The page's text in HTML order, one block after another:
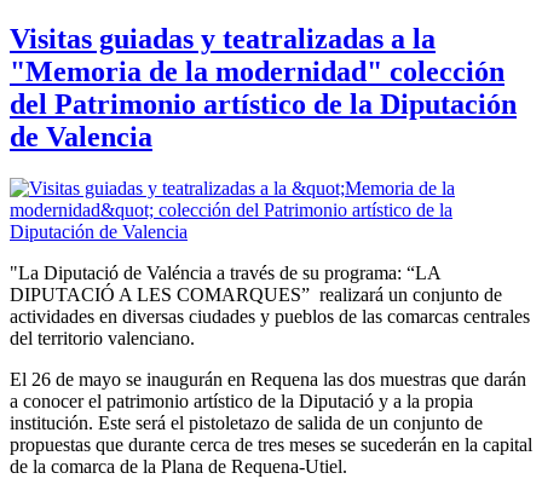
Visitas guiadas y teatralizadas a la
"Memoria de la modernidad" colección
del Patrimonio artístico de la Diputación
de Valencia
"La Diputació de Valéncia a través de su programa: “LA
DIPUTACIÓ A LES COMARQUES” realizará un conjunto de
actividades en diversas ciudades y pueblos de las comarcas centrales
del territorio valenciano.
El 26 de mayo se inaugurán en Requena las dos muestras que darán
a conocer el patrimonio artístico de la Diputació y a la propia
institución. Este será el pistoletazo de salida de un conjunto de
propuestas que durante cerca de tres meses se sucederán en la capital
de la comarca de la Plana de Requena-Utiel.